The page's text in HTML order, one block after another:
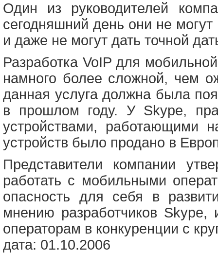
Один из руководителей
сегодняшний день они не могут
и даже не могут дать точной
Разработка VoIP для
намного более сложной, чем
данная услуга должна была
в прошлом году. У Skype,
устройствами, работающими
устройств было продано в
Представители компании
работать с мобильными
опасность для себя в
мнению разработчиков
операторам в конкуренции с
дата: 01.10.2006